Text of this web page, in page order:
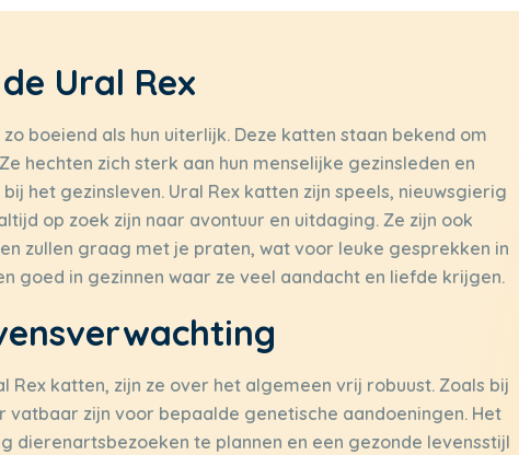
Ural Rex
boeiend als hun uiterlijk. Deze katten staan bekend om
hechten zich sterk aan hun menselijke gezinsleden en
het gezinsleven. Ural Rex katten zijn speels, nieuwsgierig
op zoek zijn naar avontuur en uitdaging. Ze zijn ook
zullen graag met je praten, wat voor leuke gesprekken in
goed in gezinnen waar ze veel aandacht en liefde krijgen.
katten, zijn ze over het algemeen vrij robuust. Zoals bij
vatbaar zijn voor bepaalde genetische aandoeningen. Het
dierenartsbezoeken te plannen en een gezonde levensstijl